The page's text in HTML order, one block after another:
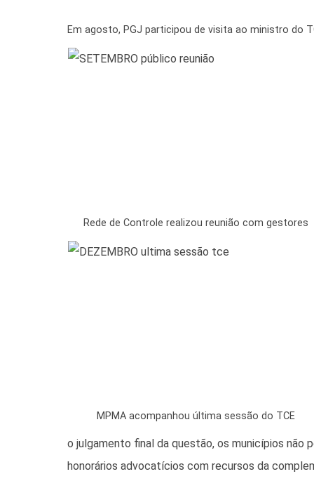
Em agosto, PGJ participou de visita ao ministro do
Rede de Controle realizou reunião com gestores
MPMA acompanhou última sessão do TCE
o julgamento final da questão, os municípios não
honorários advocatícios com recursos da